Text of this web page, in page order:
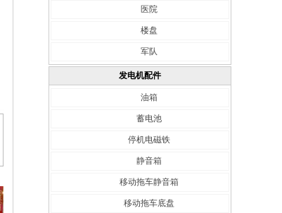
医院
楼盘
军队
发电机配件
油箱
蓄电池
停机电磁铁
静音箱
移动拖车静音箱
移动拖车底盘